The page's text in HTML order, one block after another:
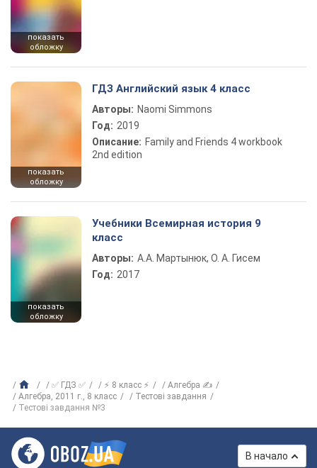
показать
обложку
показать
обложку
ГДЗ Английский язык 4 класс
Авторы: Naomi Simmons
Год: 2019
Описание: Family and Friends 4 workbook
2nd edition
показать
обложку
Учебники Всемирная история 9
класс
Авторы: А.А. Мартынюк, О. А. Гисем
Год: 2017
✅ ГДЗ ✅ ⚡ 8 класс ⚡
Алгебра ✍
Алгебра, 2011 г., 8 класс
Тестові завдання
Тестові завдання №3
В начало